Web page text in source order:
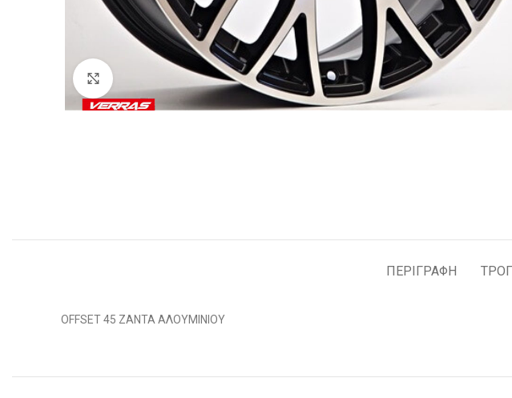
ΠΕΡΙΓΡΑΦΉ
OFFSET 45 ΖΑΝΤΑ ΑΛΟΥΜΙΝΙΟΥ